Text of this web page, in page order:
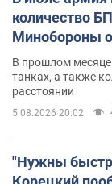
количество
Минобороны
В прошлом
танках, а также
расстоянии
5.08.2026 20:02
"Нужны